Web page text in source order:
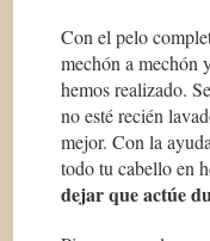
Con el pelo
mechón a mechón
hemos realizado.
no esté recién
mejor. Con la
todo tu cabello en
dejar que actúe